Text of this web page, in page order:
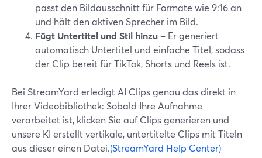
passt den Bildausschnitt für Formate wie 9:16 an
und hält den aktiven Sprecher im Bild.
Fügt Untertitel und Stil hinzu – Er generiert
automatisch Untertitel und einfache Titel, sodass
der Clip bereit für TikTok, Shorts und Reels ist.
Bei StreamYard erledigt AI Clips genau das direkt in
Ihrer Videobibliothek: Sobald Ihre Aufnahme
verarbeitet ist, klicken Sie auf Clips generieren und
unsere KI erstellt vertikale, untertitelte Clips mit Titeln
aus dieser einen Datei.(StreamYard Help Center)